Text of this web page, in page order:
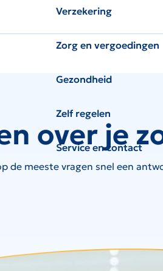
Verzekering
Zorg en vergoedingen
Gezondheid
Zelf regelen
Service en contact
over je
de meeste vragen snel een